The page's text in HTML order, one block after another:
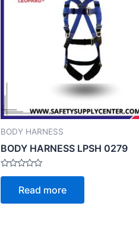
BODY HARNESS
BODY HARNESS LPSH 0279
Rated
5
Read more